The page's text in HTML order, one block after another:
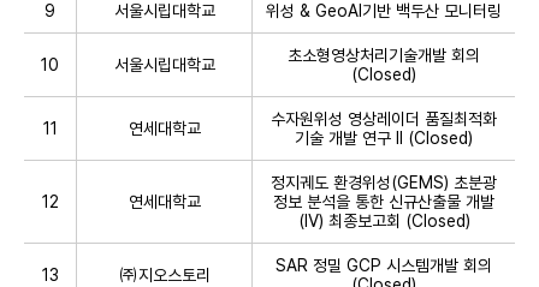
9 서울시립대학교 위성 & GeoAI기반 백두산 모니터링
10 서울시립대학교
초소형영상처리기술개발 회의
(Closed)
11 연세대학교
수자원위성 영상레이더 품질최적화
기술 개발 연구 II (Closed)
12 연세대학교
정지궤도 환경위성(GEMS) 초분광
정보 분석을 통한 신규산출물 개발
(Ⅳ) 최종보고회 (Closed)
13 ㈜지오스토리
SAR 정밀 GCP 시스템개발 회의